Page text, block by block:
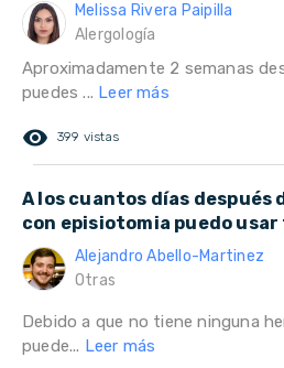
Melissa Rivera Paipilla
Alergología
Aproximadamente 2 semanas
puedes ... Leer más
remove_red_eye 399 vistas
A los cuantos días después
con episiotomia puedo
Alejandro Abello-Martinez
Otras
Debido a que no tiene ninguna
puede... Leer más